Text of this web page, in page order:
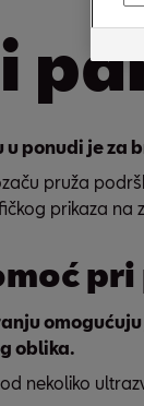
ponudi je za
pruža
prikaza
oblika.
nekoliko